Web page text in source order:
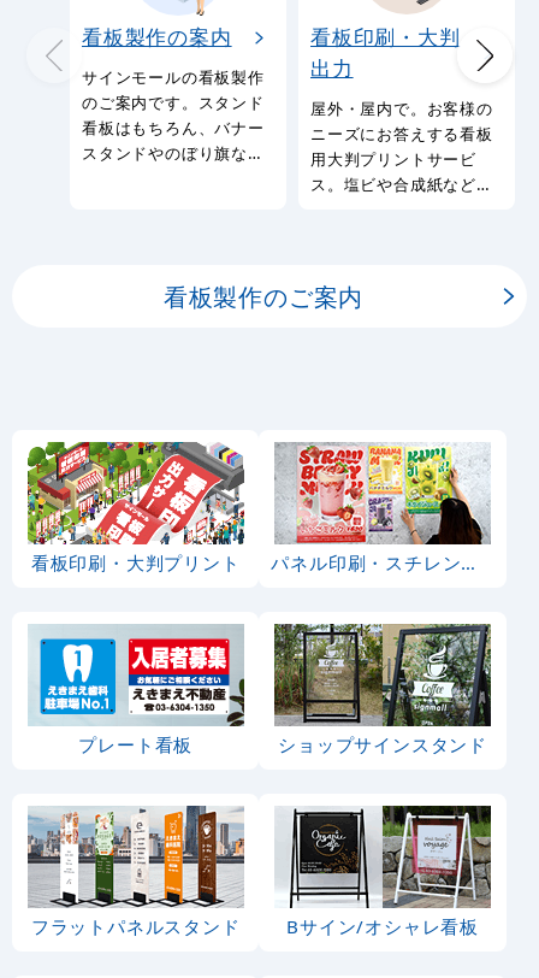
看板製作の案内
サインモールの看板製作
のご案内です。スタンド
看板はもちろん、バナー
スタンドやのぼり旗など
看板印刷・大判
出力
屋外・屋内で。お客様の
ニーズにお答えする看板
用大判プリントサービ
ス。塩ビや合成紙など看
看板製作のご案内
看板印刷・大判プリント パネル印刷・スチレンボード
プレート看板 ショップサインスタンド
フラットパネルスタンド Bサイン/オシャレ看板